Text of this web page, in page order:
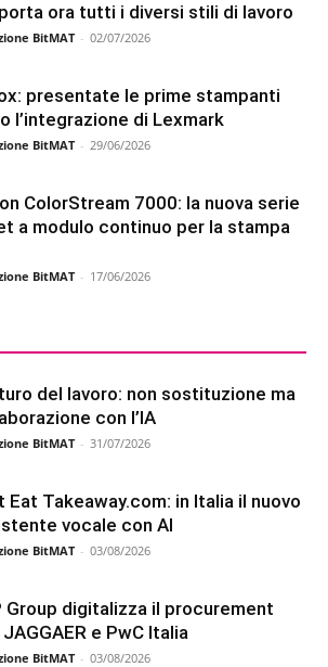
ora tutti i diversi stili di lavoro
BitMAT - 02/07/2026
presentate le prime stampanti
l’integrazione di Lexmark
BitMAT - 29/06/2026
ColorStream 7000: la nuova serie
a modulo continuo per la stampa
BitMAT - 17/06/2026
del lavoro: non sostituzione ma
con l’IA
BitMAT - 31/07/2026
Eat Takeaway.com: in Italia il nuovo
vocale con AI
BitMAT - 03/08/2026
Group digitalizza il procurement
e PwC Italia
BitMAT - 03/08/2026